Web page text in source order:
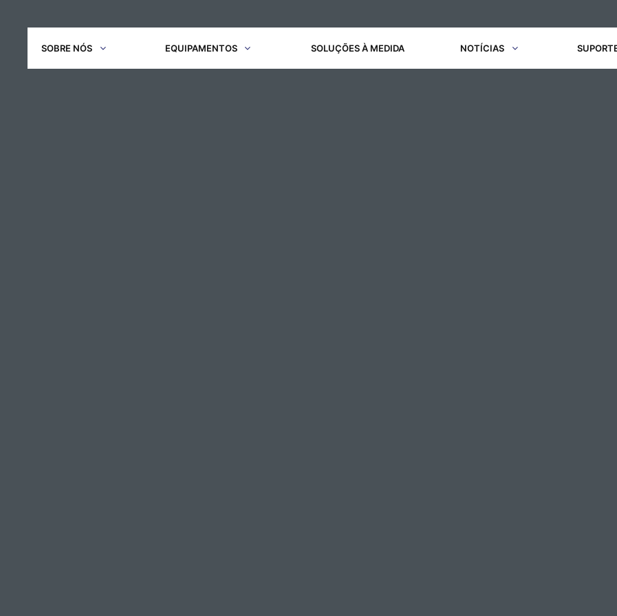
SOBRE NÓS EQUIPAMENTOS SOLUÇÕES À MEDIDA NOTÍCIAS